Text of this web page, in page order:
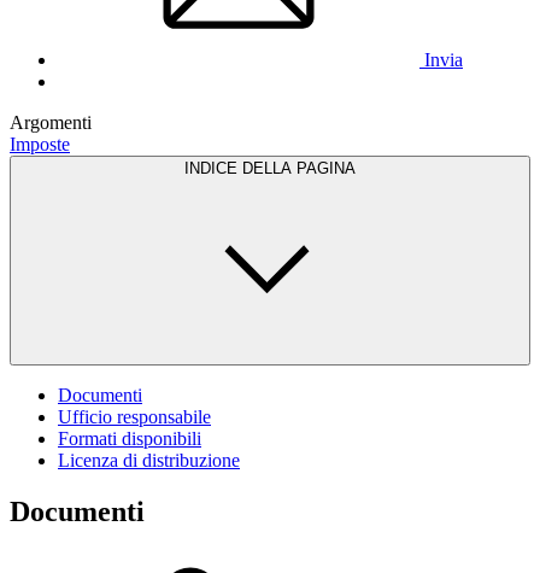
Invia
Argomenti
Imposte
INDICE DELLA PAGINA
Documenti
Ufficio responsabile
Formati disponibili
Licenza di distribuzione
Documenti